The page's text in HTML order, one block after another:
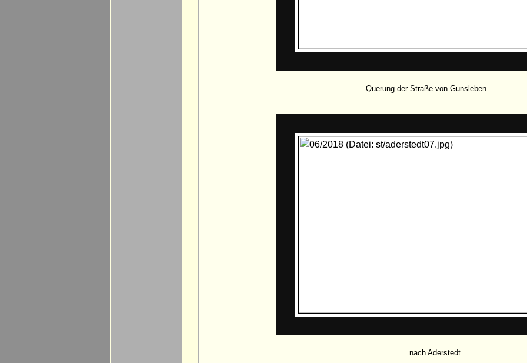
Querung der Straße von Gunsleben …
… nach Aderstedt.